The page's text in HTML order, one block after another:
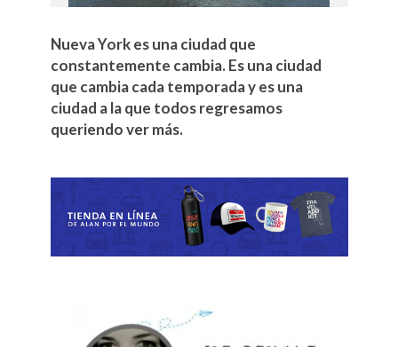
Nueva York es una ciudad que
constantemente cambia. Es una ciudad
que cambia cada temporada y es una
ciudad a la que todos regresamos
queriendo ver más.